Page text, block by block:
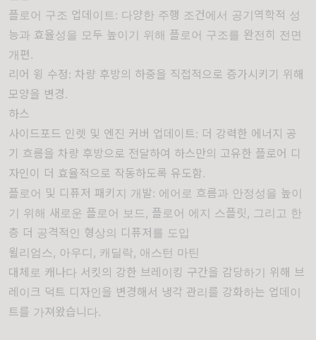
플로어 구조 업데이트: 다양한 주행 조건에서 공기역학적 성
능과 효율성을 모두 높이기 위해 플로어 구조를 완전히 전면
개편.
리어 윙 수정: 차량 후방의 하중을 직접적으로 증가시키기 위해
모양을 변경.
하스
사이드포드 인렛 및 엔진 커버 업데이트: 더 강력한 에너지 공
기 흐름을 차량 후방으로 전달하여 하스만의 고유한 플로어 디
자인이 더 효율적으로 작동하도록 유도함.
플로어 및 디퓨저 패키지 개발: 에어로 흐름과 안정성을 높이
기 위해 새로운 플로어 보드, 플로어 에지 스플릿, 그리고 한
층 더 공격적인 형상의 디퓨저를 도입
윌리엄스, 아우디, 캐딜락, 애스턴 마틴
대체로 캐나다 서킷의 강한 브레이킹 구간을 감당하기 위해 브
레이크 덕트 디자인을 변경해서 냉각 관리를 강화하는 업데이
트를 가져왔습니다.